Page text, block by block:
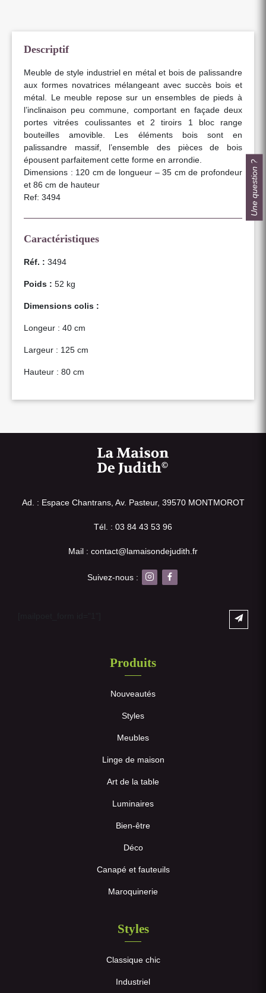
Descriptif
Meuble de style industriel en métal et bois de palissandre
aux formes novatrices mélangeant avec succès bois et
métal. Le meuble repose sur un ensembles de pieds à
l’inclinaison peu commune, comportant en façade deux
portes vitrées coulissantes et 2 tiroirs 1 bloc range
bouteilles amovible. Les éléments bois sont en
palissandre massif, l’ensemble des pièces de bois
épousent parfaitement cette forme en arrondie.
Dimensions : 120 cm de longueur – 35 cm de profondeur
et 86 cm de hauteur
Ref: 3494
Caractéristiques
Réf. : 3494
Poids : 52 kg
Dimensions colis :
Longeur : 40 cm
Largeur : 125 cm
Hauteur : 80 cm
Ad. : Espace Chantrans, Av. Pasteur, 39570 MONTMOROT
Tél. : 03 84 43 53 96
Mail : contact@lamaisondejudith.fr
Suivez-nous :
Produits
Nouveautés
Styles
Meubles
Linge de maison
Art de la table
Luminaires
Bien-être
Déco
Canapé et fauteuils
Maroquinerie
Styles
Classique chic
Industriel
Une question ?